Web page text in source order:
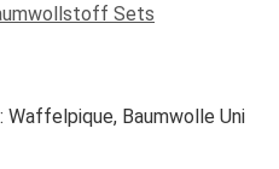
Sets
Baumwolle Uni